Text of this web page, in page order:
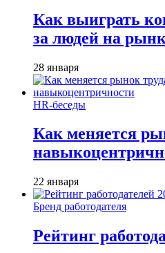
Как выиграть
за людей на
28 января
HR-беседы
Как меняется
22 января
Бренд работодателя
Рейтинг